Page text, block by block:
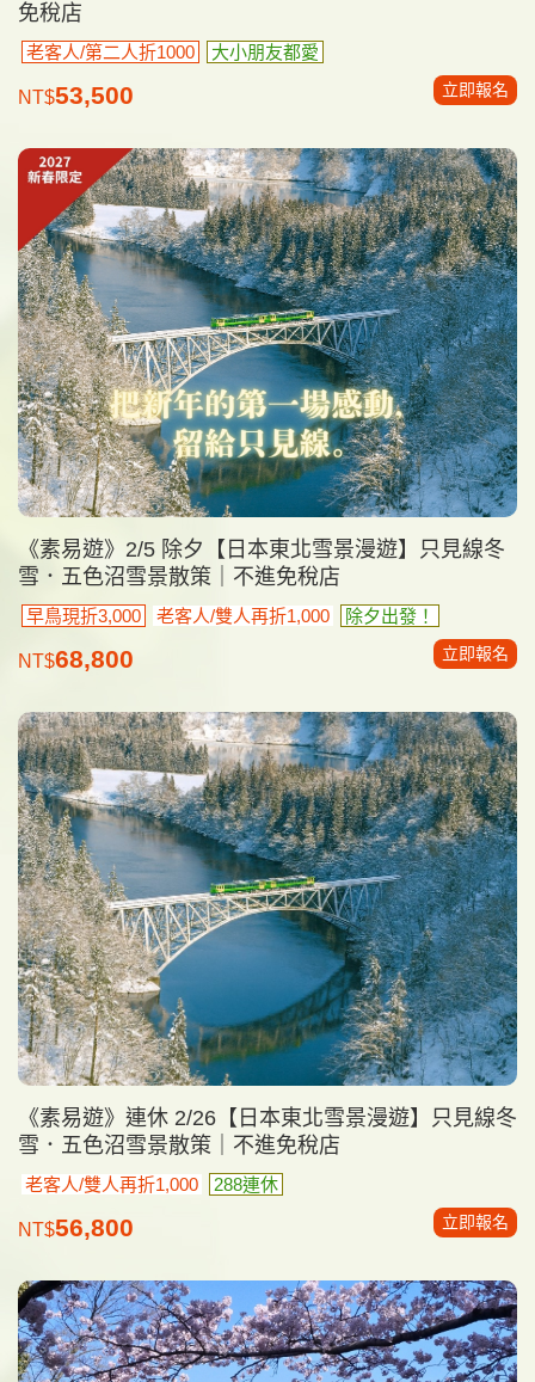
免稅店
老客人/第二人折1000 大小朋友都愛
NT$53,500 立即報名
《素易遊》2/5 除夕【日本東北雪景漫遊】只見線冬
雪．五色沼雪景散策｜不進免稅店
早鳥現折3,000 老客人/雙人再折1,000 除夕出發！
NT$68,800 立即報名
《素易遊》連休 2/26【日本東北雪景漫遊】只見線冬
雪．五色沼雪景散策｜不進免稅店
老客人/雙人再折1,000 288連休
NT$56,800 立即報名